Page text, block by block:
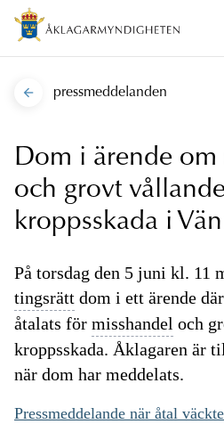
pressmeddelanden
Dom i ärende om
och grovt
kroppsskada i
På torsdag den 5 juni kl. 11
tingsrätt dom i ett ärende
åtalats för misshandel och
kroppsskada. Åklagaren är
när dom har meddelats.
Pressmeddelande när åtal